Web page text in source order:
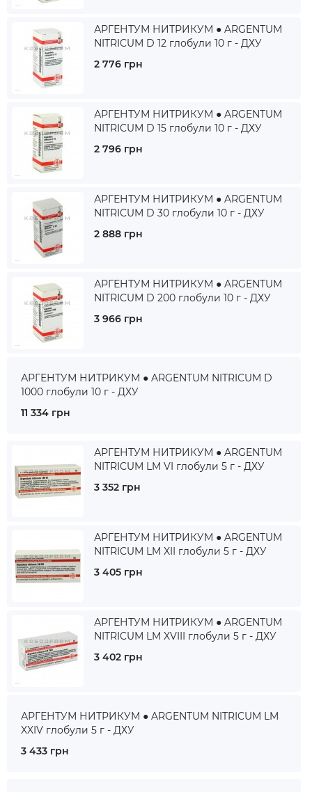
АРГЕНТУМ НИТРИКУМ ● ARGENTUM
NITRICUM D 12 глобули 10 г - ДХУ
2 776 грн
АРГЕНТУМ НИТРИКУМ ● ARGENTUM
NITRICUM D 15 глобули 10 г - ДХУ
2 796 грн
АРГЕНТУМ НИТРИКУМ ● ARGENTUM
NITRICUM D 30 глобули 10 г - ДХУ
2 888 грн
АРГЕНТУМ НИТРИКУМ ● ARGENTUM
NITRICUM D 200 глобули 10 г - ДХУ
3 966 грн
АРГЕНТУМ НИТРИКУМ ● ARGENTUM NITRICUM D
1000 глобули 10 г - ДХУ
11 334 грн
АРГЕНТУМ НИТРИКУМ ● ARGENTUM
NITRICUM LM VI глобули 5 г - ДХУ
3 352 грн
АРГЕНТУМ НИТРИКУМ ● ARGENTUM
NITRICUM LM XII глобули 5 г - ДХУ
3 405 грн
АРГЕНТУМ НИТРИКУМ ● ARGENTUM
NITRICUM LM XVIII глобули 5 г - ДХУ
3 402 грн
АРГЕНТУМ НИТРИКУМ ● ARGENTUM NITRICUM LM
XXIV глобули 5 г - ДХУ
3 433 грн